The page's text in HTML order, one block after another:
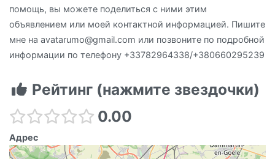
помощь, вы можете поделиться с ними этим
объявлением или моей контактной информацией. Пишите
мне на avatarumo@gmail.com или позвоните по подробной
информации по телефону +33782964338/+380660295239
Рейтинг (нажмите звездочки)
0.00
Адрес